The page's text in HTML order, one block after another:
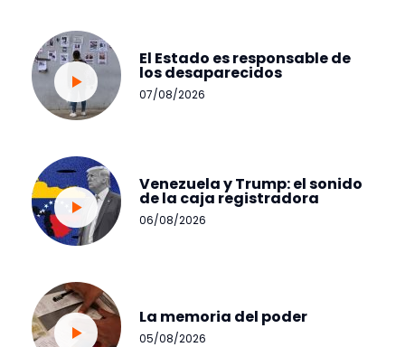
El Estado es responsable de
los desaparecidos
07/08/2026
Venezuela y Trump: el sonido
de la caja registradora
06/08/2026
La memoria del poder
05/08/2026